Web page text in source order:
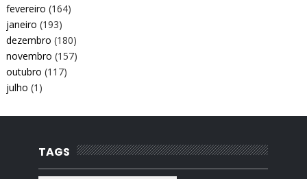
fevereiro (164)
janeiro (193)
dezembro (180)
novembro (157)
outubro (117)
julho (1)
TAGS